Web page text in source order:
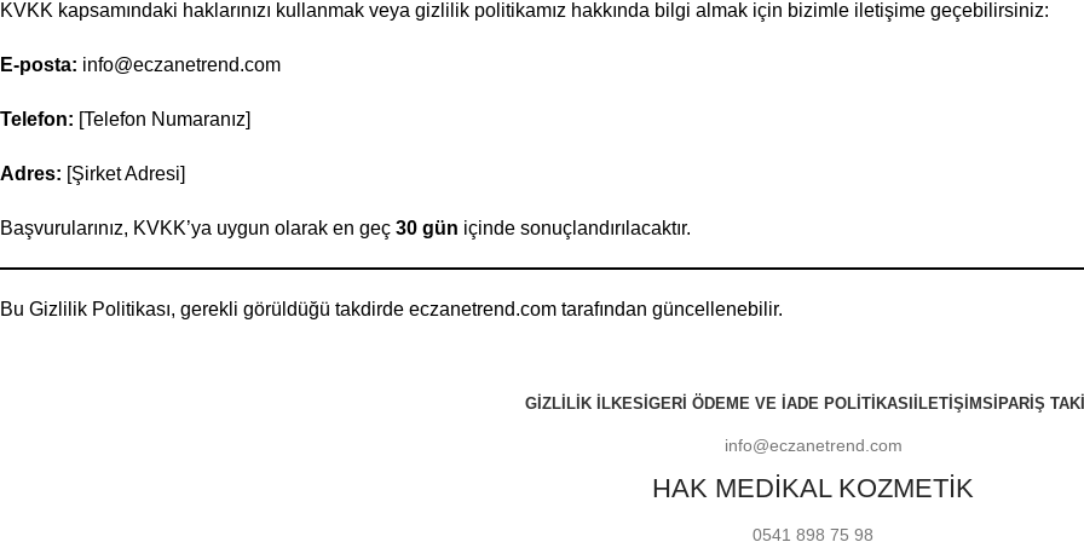
KVKK kapsamındaki haklarınızı kullanmak veya gizlilik politikamız hakkında bilgi almak için bizimle iletişime geçebilirsiniz:
E-posta: info@eczanetrend.com
Telefon: [Telefon Numaranız]
Adres: [Şirket Adresi]
Başvurularınız, KVKK’ya uygun olarak en geç 30 gün içinde sonuçlandırılacaktır.
Bu Gizlilik Politikası, gerekli görüldüğü takdirde eczanetrend.com tarafından güncellenebilir.
GIZLILIK İLKESI GERI ÖDEME VE İADE POLITIKASI İLETIŞIMSIPARIŞ
info@eczanetrend.com
HAK MEDİKAL KOZMETİK
0541 898 75 98